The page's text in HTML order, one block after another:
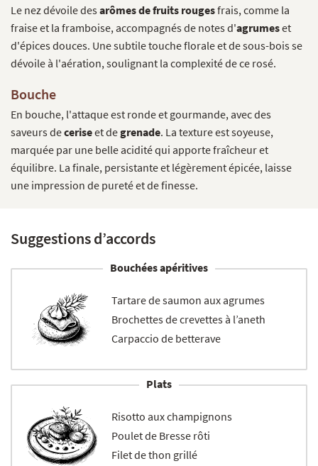
Le nez dévoile desarômes de fruits rougesfrais, comme la
fraise et la framboise, accompagnés de notes d'agrumeset
d'épices douces. Une subtile touche florale et de sous-bois se
dévoile à l'aération, soulignant la complexité de ce rosé.
Bouche
En bouche, l'attaque est ronde et gourmande, avec des
saveurs deceriseet degrenade. La texture est soyeuse,
marquée par une belle acidité qui apporte fraîcheur et
équilibre. La finale, persistante et légèrement épicée, laisse
une impression de pureté et de finesse.
Suggestions d’accords
Bouchées apéritives
Tartare de saumon aux agrumes
Brochettes de crevettes à l’aneth
Carpaccio de betterave
Plats
Risotto aux champignons
Poulet de Bresse rôti
Filet de thon grillé